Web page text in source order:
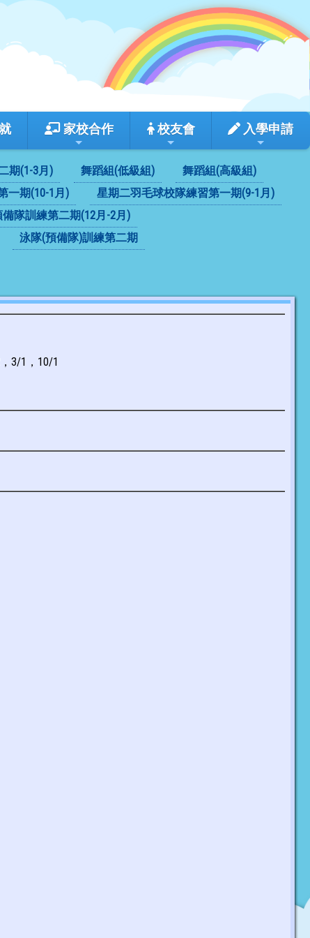
家校合作 校友會 入學申請
期(1-3月) 舞蹈組(低級組)
舞蹈組(高級組)
一期(10-1月)
星期二羽毛球校隊練習第一期(9-1月)
隊訓練第二期(12月-2月)
泳隊(預備隊)訓練第二期
3/1，10/1